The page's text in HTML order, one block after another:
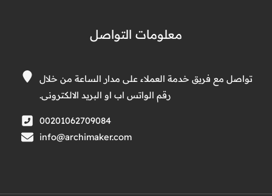
معلومات التواصل
تواصل مع فريق خدمة العملاء على مدار الساعة من خلال
رقم الواتس اب او البريد الالكترونى.
00201062709084
info@archimaker.com